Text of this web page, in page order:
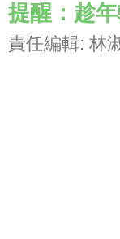
提醒：趁年
責任編輯: 林